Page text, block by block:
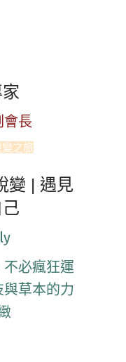
會長
變 | 遇見
必瘋狂運
草本的力
之旅